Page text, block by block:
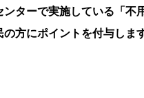
ターで実施している「不
方にポイントを付与します